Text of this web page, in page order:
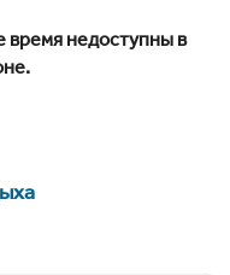
недоступны в